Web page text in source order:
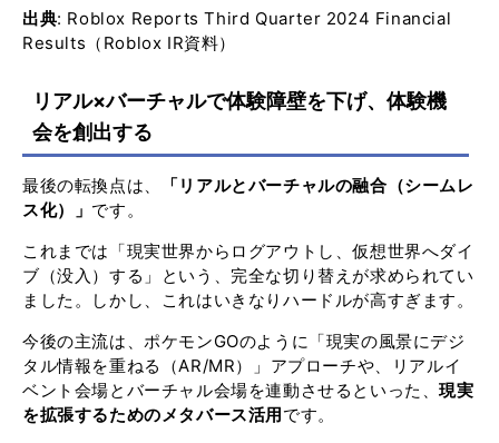
出典: Roblox Reports Third Quarter 2024 Financial
Results（Roblox IR資料）
リアル×バーチャルで体験障壁を下げ、体験機
会を創出する
最後の転換点は、
「リアルとバーチャルの融合（シームレ
ス化）」 です。
これまでは「現実世界からログアウトし、仮想世界へダイ
ブ（没入）する」という、完全な切り替えが求められてい
ました。しかし、これはいきなりハードルが高すぎます。
今後の主流は、ポケモンGOのように「現実の風景にデジ
タル情報を重ねる（AR/MR）」アプローチや、リアルイ
ベント会場とバーチャル会場を連動させるといった、現実
を拡張するためのメタバース活用です。